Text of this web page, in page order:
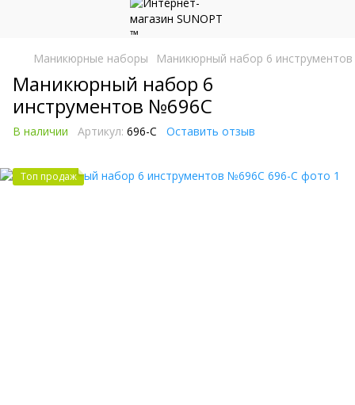
Маникюрные наборы Маникюрный набор 6
Маникюрный набор 6
инструментов №696С
В наличии Артикул: 696-С Оставить отзыв
Топ продаж